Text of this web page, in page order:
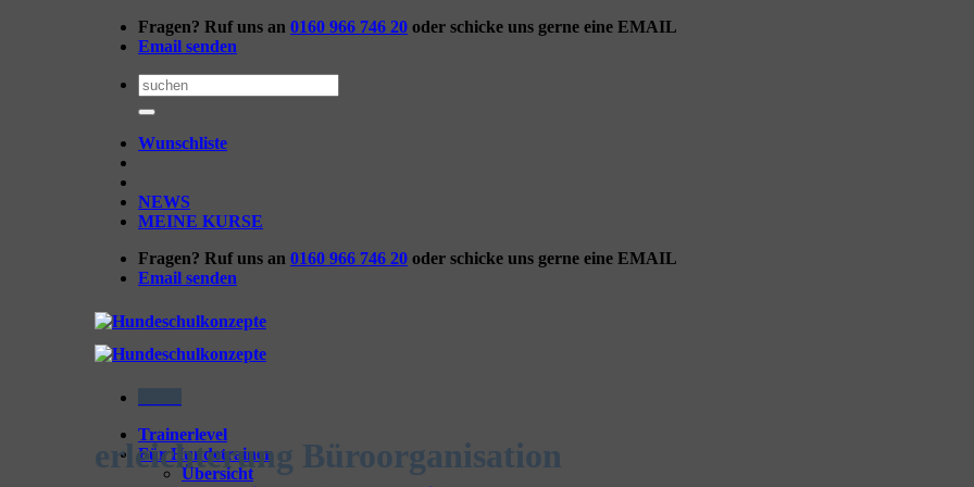
Fragen? Ruf uns an 0160 966 746 20 oder schicke uns gerne eine EMAIL
Email senden
Suchen
nach:
Wunschliste
NEWS
MEINE KURSE
Fragen? Ruf uns an 0160 966 746 20 oder schicke uns gerne eine EMAIL
Email senden
Trainerlevel
Für Hundetrainer
Übersicht
erleichterung Büroorganisation